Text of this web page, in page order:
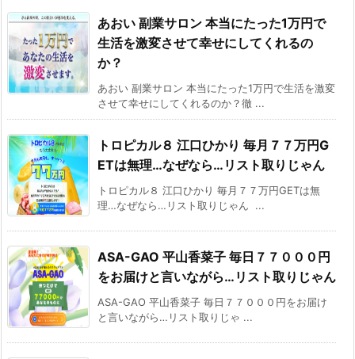
あおい 副業サロン 本当にたった1万円で
生活を激変させて幸せにしてくれるの
か？
あおい 副業サロン 本当にたった1万円で生活を激変
させて幸せにしてくれるのか？徹 ...
トロピカル８ 江口ひかり 毎月７７万円G
ETは無理…なぜなら…リスト取りじゃん
トロピカル８ 江口ひかり 毎月７７万円GETは無
理…なぜなら…リスト取りじゃん ...
ASA-GAO 平山香菜子 毎日７７０００円
をお届けと言いながら…リスト取りじゃん
ASA-GAO 平山香菜子 毎日７７０００円をお届け
と言いながら…リスト取りじゃ ...